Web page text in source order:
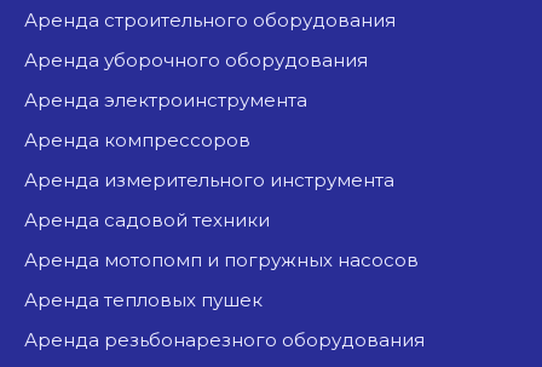
аренда строительного оборудования
аренда уборочного оборудования
аренда электроинструмента
аренда компрессоров
аренда измерительного инструмента
аренда садовой техники
аренда мотопомп и погружных насосов
аренда тепловых пушек
аренда резьбонарезного оборудования